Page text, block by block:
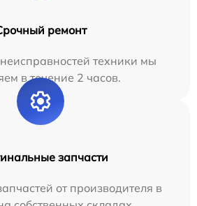
ремонт
техники мы
в течение 2 часов.
запчасти
от производителя в